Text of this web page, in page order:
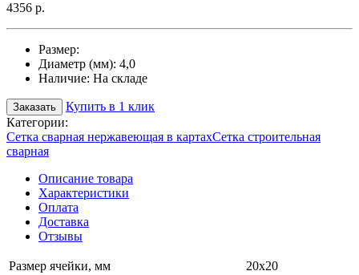
4356 р.
Размер:
Диаметр (мм): 4,0
Наличие: На складе
Заказать
Купить в 1 клик
Категории:
Сетка сварная нержавеющая в картахСетка строительная
сварная
Описание товара
Характеристики
Оплата
Доставка
Отзывы
Размер ячейки, мм
20х20